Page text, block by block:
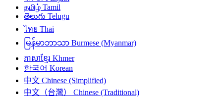
தமிழ் Tamil
తెలుగు Telugu
ไทย Thai
မြန်မာဘာသာ Burmese (Myanmar)
ភាសាខ្មែរ Khmer
한국어 Korean
中文 Chinese (Simplified)
中文（台灣）
Chinese (Traditional)